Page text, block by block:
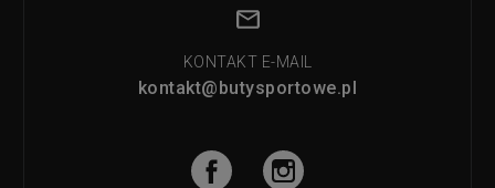
KONTAKT E-MAIL
kontakt@butysportowe.pl